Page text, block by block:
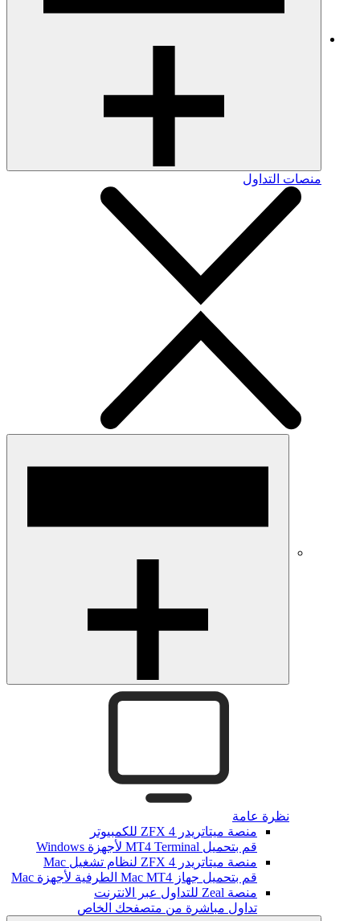
منصات التداول
نظرة عامة
منصة ميتاتريدر ZFX 4 للكمبيوتر
قم بتحميل MT4 Terminal لأجهزة Windows
منصة ميتاتريدر ZFX 4 لنظام تشغيل Mac
قم بتحميل جهاز Mac MT4 الطرفية لأجهزة Mac
منصة Zeal للتداول عبر الانترنت
تداول مباشرة من متصفحك الخاص